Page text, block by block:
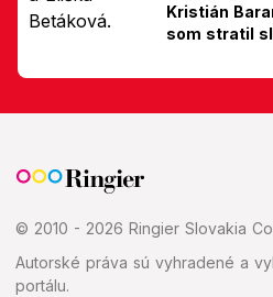
Kristián
som stratil
© 2010 - 2026 Ringier Slovakia
Autorské práva sú vyhradené a
portálu.